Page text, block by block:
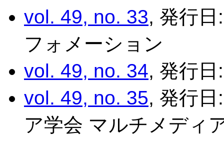
vol. 49, no. 33, 発行
フォメーション
vol. 49, no. 34, 発行
vol. 49, no. 35, 発行
ア学会 マルチメディ